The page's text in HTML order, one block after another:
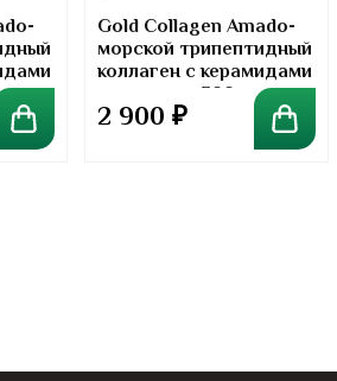
Gold Collagen Amado-
морской трипептидный
коллаген с керамидами
в порошке. 300 грамм
2 900 ₽